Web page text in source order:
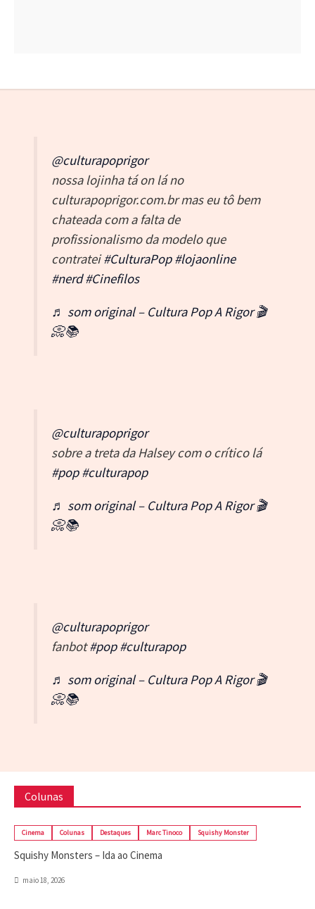
@culturapoprigor
nossa lojinha tá on lá no
culturapoprigor.com.br mas eu tô bem
chateada com a falta de
profissionalismo da modelo que
contratei#CulturaPop #lojaonline
#nerd #Cinefilos
♬ som original – Cultura Pop A Rigor 🎬
📀📚
@culturapoprigor
sobre a treta da Halsey com o crítico lá
#pop #culturapop
♬ som original – Cultura Pop A Rigor 🎬
📀📚
@culturapoprigor
fanbot#pop #culturapop
♬ som original – Cultura Pop A Rigor 🎬
📀📚
Colunas
Cinema Colunas Destaques Marc Tinoco Squishy Monster
Squishy Monsters – Ida ao Cinema
maio 18, 2026